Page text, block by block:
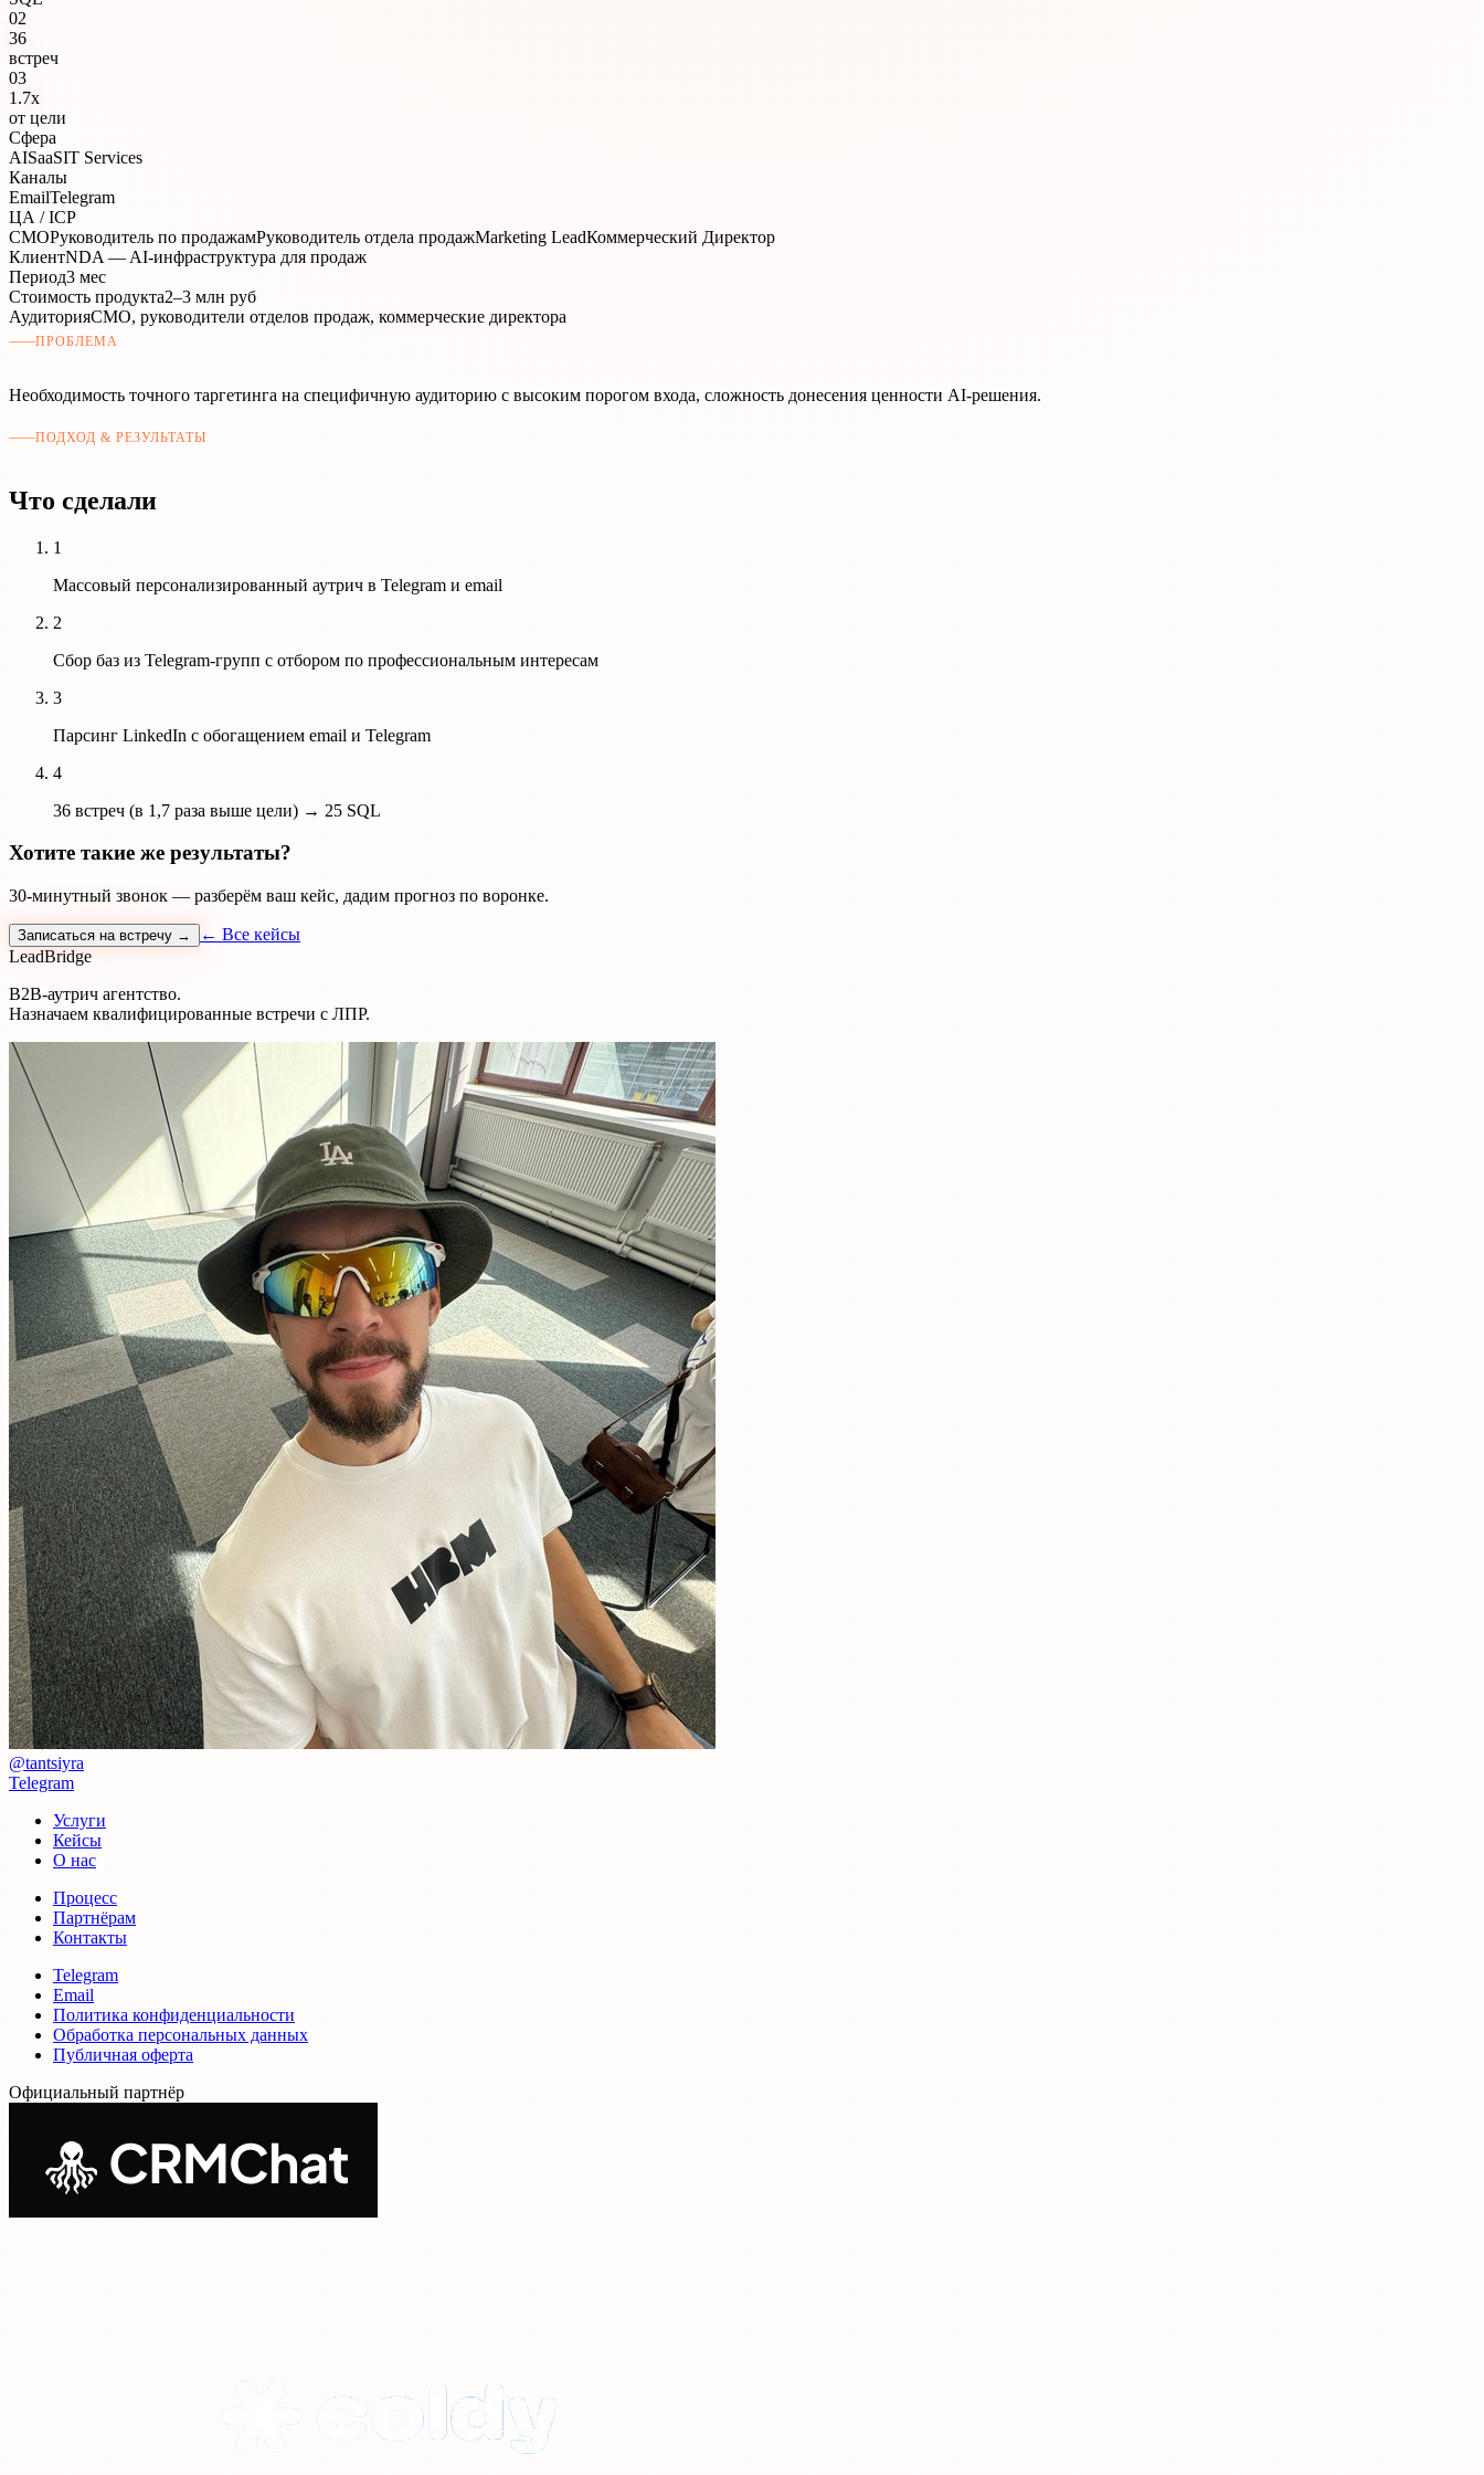
02
36
встреч
03
1.7x
от цели
Сфера
AISaaSIT Services
Каналы
EmailTelegram
ЦА / ICP
CMOРуководитель по продажамРуководитель отдела продажMarketing LeadКоммерческий Директор
КлиентNDA — AI-инфраструктура для продаж
Период3 мес
Стоимость продукта2–3 млн руб
АудиторияCMO, руководители отделов продаж, коммерческие директора
ПРОБЛЕМА
Необходимость точного таргетинга на специфичную аудиторию с высоким порогом входа, сложность донесения ценности AI-решения.
ПОДХОД & РЕЗУЛЬТАТЫ
Что сделали
1
Массовый персонализированный аутрич в Telegram и email
2
Сбор баз из Telegram-групп с отбором по профессиональным интересам
3
Парсинг LinkedIn с обогащением email и Telegram
4
36 встреч (в 1,7 раза выше цели) → 25 SQL
Хотите такие же результаты?
30-минутный звонок — разберём ваш кейс, дадим прогноз по воронке.
Записаться на встречу →
← Все кейсы
LeadBridge
B2B-аутрич агентство.
Назначаем квалифицированные встречи с ЛПР.
@tantsiyra
Telegram
Услуги
Кейсы
О нас
Процесс
Партнёрам
Контакты
Telegram
Email
Политика конфиденциальности
Обработка персональных данных
Публичная оферта
Официальный партнёр